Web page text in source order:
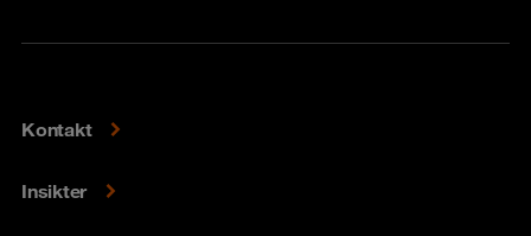
Kontakt
Insikter